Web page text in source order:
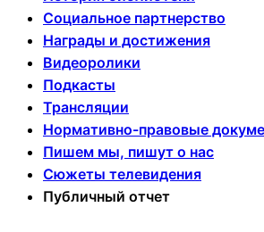
Социальное партнерство
Награды и достижения
Видеоролики
Подкасты
Трансляции
Нормативно-правовые
Пишем мы, пишут о нас
Сюжеты телевидения
Публичный отчет